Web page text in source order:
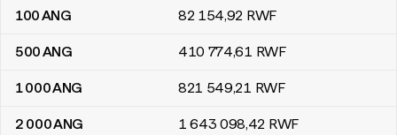
100ANG 82 154,92 RWF
500ANG 410 774,61 RWF
1 000ANG 821 549,21 RWF
2 000ANG 1 643 098,42 RWF